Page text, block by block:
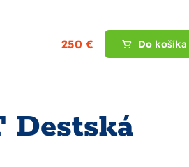
250 € Do košíka
Destská